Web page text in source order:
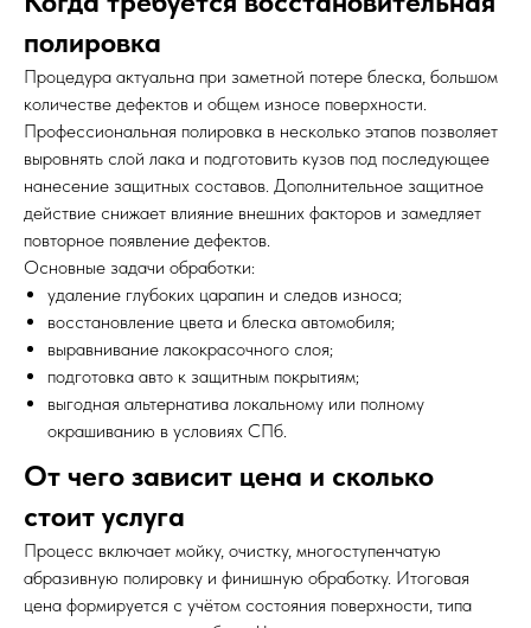
полировка
Процедура актуальна при заметной потере блеска, большом
количестве дефектов и общем износе поверхности.
Профессиональная полировка в несколько этапов позволяет
выровнять слой лака и подготовить кузов под последующее
нанесение защитных составов. Дополнительное защитное
действие снижает влияние внешних факторов и замедляет
повторное появление дефектов.
Основные задачи обработки:
удаление глубоких царапин и следов износа;
восстановление цвета и блеска автомобиля;
выравнивание лакокрасочного слоя;
подготовка авто к защитным покрытиям;
выгодная альтернатива локальному или полному
окрашиванию в условиях СПб.
От чего зависит цена и сколько
стоит услуга
Процесс включает мойку, очистку, многоступенчатую
абразивную полировку и финишную обработку. Итоговая
цена формируется с учётом состояния поверхности, типа